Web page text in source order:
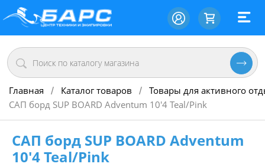
Главная / Каталог товаров / Товары для активного
САП борд SUP BOARD Adventum 10'4 Teal/Pink
САП борд SUP BOARD Adventum
10'4 Teal/Pink